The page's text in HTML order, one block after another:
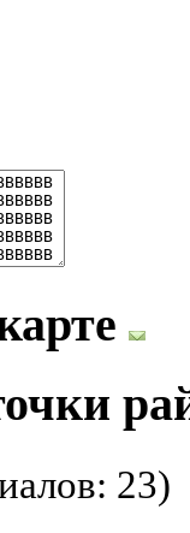
23)